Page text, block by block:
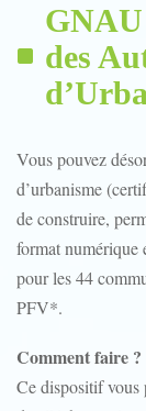
des
Vous pouvez
d’urbanisme
de construire,
format numérique
pour les 44
PFV*.
Comment faire ?
Ce dispositif vous